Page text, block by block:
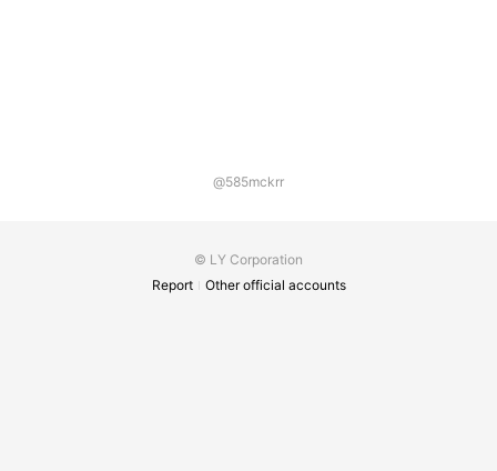
@585mckrr
© LY Corporation
Report
Other official accounts